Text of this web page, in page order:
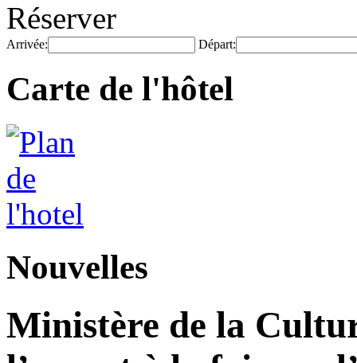
Réserver
Arrivée: Départ:
Carte de l'hôtel
Nouvelles
Ministère de la